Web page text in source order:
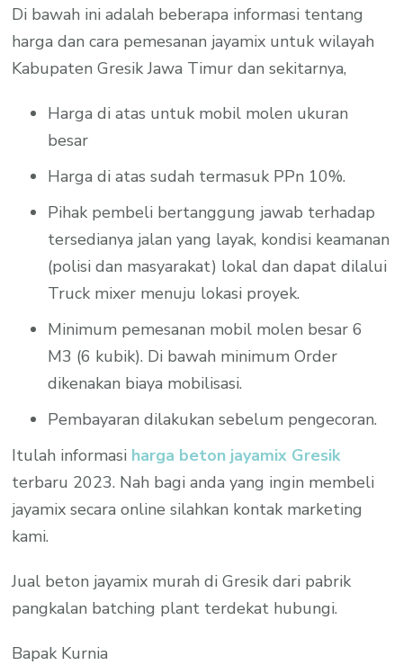
Di bawah ini adalah beberapa informasi tentang
harga dan cara pemesanan jayamix untuk wilayah
Kabupaten Gresik Jawa Timur dan sekitarnya,
Harga di atas untuk mobil molen ukuran
besar
Harga di atas sudah termasuk PPn 10%.
Pihak pembeli bertanggung jawab terhadap
tersedianya jalan yang layak, kondisi keamanan
(polisi dan masyarakat) lokal dan dapat dilalui
Truck mixer menuju lokasi proyek.
Minimum pemesanan mobil molen besar 6
M3 (6 kubik). Di bawah minimum Order
dikenakan biaya mobilisasi.
Pembayaran dilakukan sebelum pengecoran.
Itulah informasi harga beton jayamix Gresik
terbaru 2023. Nah bagi anda yang ingin membeli
jayamix secara online silahkan kontak marketing
kami.
Jual beton jayamix murah di Gresik dari pabrik
pangkalan batching plant terdekat hubungi.
Bapak Kurnia